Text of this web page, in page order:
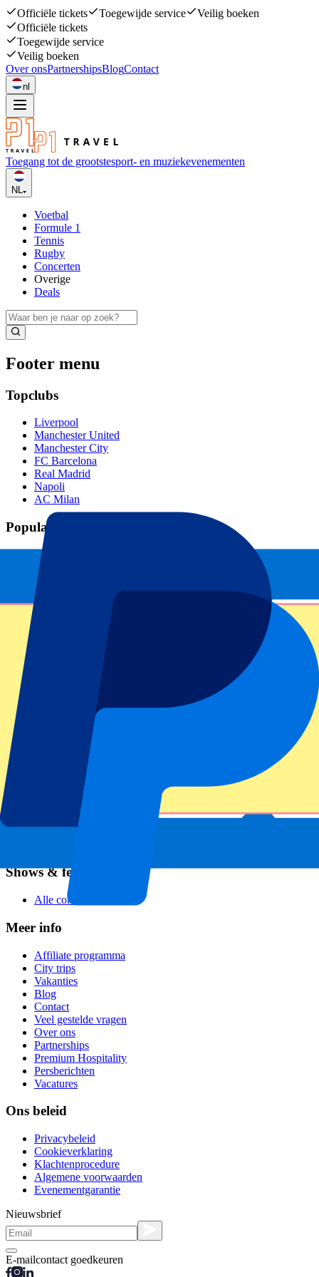
Officiële tickets Toegewijde service
Veilig boeken
Officiële tickets
Toegewijde service
Veilig boeken
Over onsPartnershipsBlogContact
nl
Toegang tot de grootstesport- en muziekevenementen
NL
Voetbal
Formule 1
Tennis
Rugby
Concerten
Overige
Deals
Footer menu
Topclubs
Liverpool
Manchester United
Manchester City
FC Barcelona
Real Madrid
Napoli
AC Milan
Populaire events
GP Spanje
GP Nederland
GP Italië
GP Singapore
Alle sporten
Voetbalcompetities
Champions League
Premier League
Shows & festivals
Alle concerten
Meer info
Affiliate programma
City trips
Vakanties
Blog
Contact
Veel gestelde vragen
Over ons
Partnerships
Premium Hospitality
Persberichten
Vacatures
Ons beleid
Privacybeleid
Cookieverklaring
Klachtenprocedure
Algemene voorwaarden
Evenementgarantie
Nieuwsbrief
E-mailcontact goedkeuren